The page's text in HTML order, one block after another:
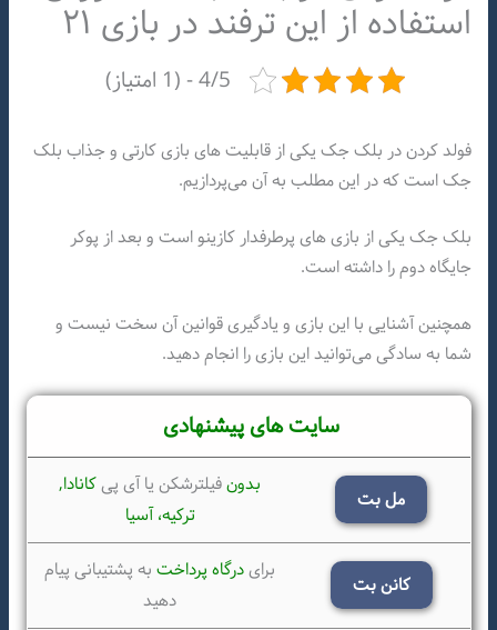
استفاده از این ترفند در بازی ۲۱
4/5 - (1 امتیاز)
فولد کردن در بلک جک یکی از قابلیت های بازی کارتی و جذاب بلک
جک است که در این مطلب به آن می‌پردازیم.
بلک جک یکی از بازی های پرطرفدار کازینو است و بعد از پوکر
جایگاه دوم را داشته است.
همچنین آشنایی با این بازی و یادگیری قوانین آن سخت نیست و
شما به سادگی می‌توانید این بازی را انجام دهید.
سایت های پیشنهادی
مل بت
بدونفیلترشکن یا آی پیکانادا,
ترکیه، آسیا
کانن بت
برایدرگاه پرداختبه پشتیبانی پیام
دهید